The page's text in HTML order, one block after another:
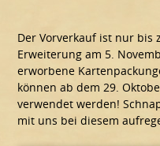
Der Vorverkauf ist nur bis
Erweiterung am 5.
erworbene
können ab dem 29.
verwendet werden!
mit uns bei diesem